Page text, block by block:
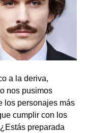
a la deriva,
nos pusimos
los personajes más
cumplir con los
preparada